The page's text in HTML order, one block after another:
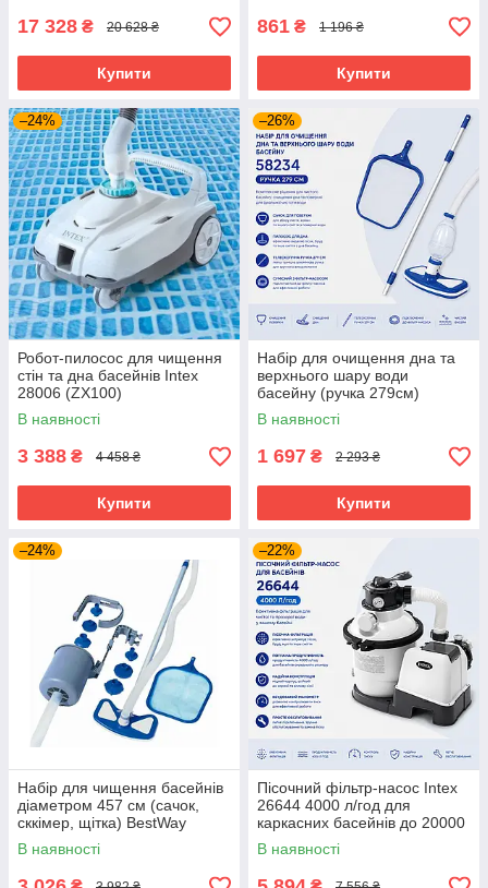
17 328 ₴ 20 628 ₴
Купити
861 ₴ 1 196 ₴
Купити
–24%
Робот-пилосос для чищення
стін та дна басейнів Intex
28006 (ZX100)
В наявності
3 388 ₴ 4 458 ₴
Купити
–26%
Набір для очищення дна та
верхнього шару води
басейну (ручка 279см)
Bestway 58234
В наявності
1 697 ₴ 2 293 ₴
Купити
–24%
Набір для чищення басейнів
діаметром 457 см (сачок,
сккімер, щітка) BestWay
58237
В наявності
–22%
Пісочний фільтр-насос Intex
26644 4000 л/год для
каркасних басейнів до 20000
л
В наявності